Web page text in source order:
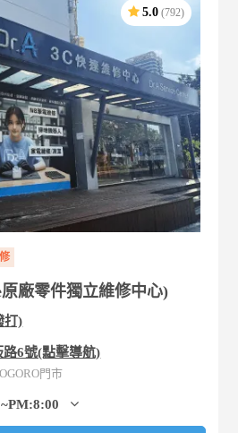
5.0 (792)
廠零件獨立維修中心)
打)
6號(點擊導航)
門市